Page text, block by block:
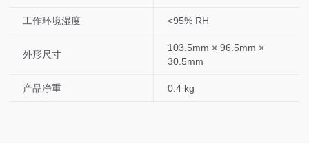
工作环境湿度 <95% RH
外形尺寸
103.5mm × 96.5mm ×
30.5mm
产品净重 0.4 kg